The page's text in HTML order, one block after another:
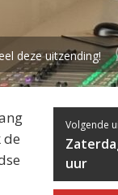
deze uitzending!
de
Volgende
uur